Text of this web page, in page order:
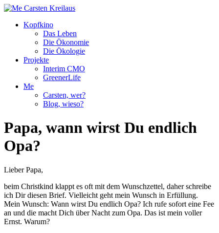
Kopfkino
Das Leben
Die Ökonomie
Die Ökologie
Projekte
Interim CMO
GreenerLife
Me
Carsten, wer?
Blog, wieso?
Papa, wann wirst Du endlich
Opa?
Lieber Papa,
beim Christkind klappt es oft mit dem Wunschzettel, daher schreibe
ich Dir diesen Brief. Vielleicht geht mein Wunsch in Erfüllung.
Mein Wunsch: Wann wirst Du endlich Opa? Ich rufe sofort eine Fee
an und die macht Dich über Nacht zum Opa. Das ist mein voller
Ernst. Warum?